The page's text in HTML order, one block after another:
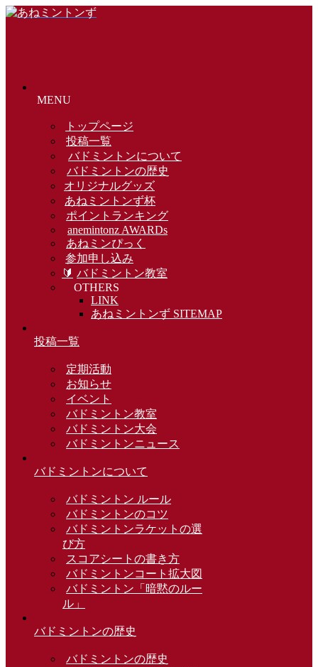
MENU
トップページ
投稿一覧
バドミントンについて
バドミントンの歴史
オリジナルグッズ
あねミントンず杯
ポイントランキング
anemintonz AWARDs
あねミンぴっく
参加申し込み
🔰 バドミントン教室
OTHERS
LINK
あねミントンず SITEMAP
投稿一覧
定期活動
お知らせ
イベント
バドミントン教室
バドミントン大会
バドミントンニュース
バドミントンについて
バドミントン ルール
バドミントンのコツ
バドミントンラケットの選
び方
スコアシートの書き方
バドミントンコート拡大図
バドミントン「暗黙のルー
ル」
バドミントンの歴史
バドミントンの歴史